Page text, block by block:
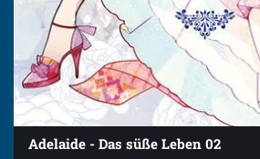
Adelaide - Das süße Leben 02